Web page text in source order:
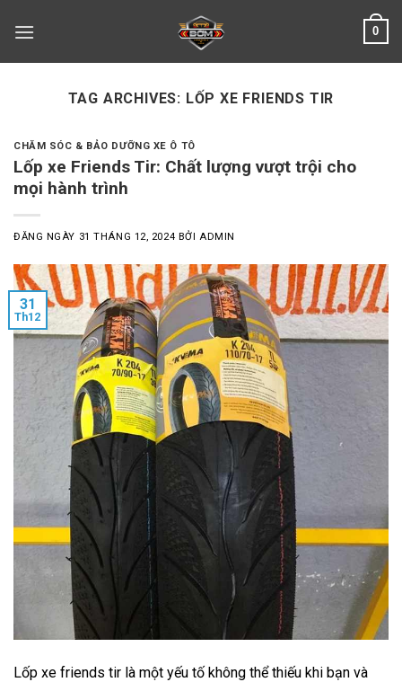
0
TAG ARCHIVES: LỐP XE FRIENDS TIR
CHĂM SÓC & BẢO DƯỠNG XE Ô TÔ
Lốp xe Friends Tir: Chất lượng vượt trội cho
mọi hành trình
ĐĂNG NGÀY 31 THÁNG 12, 2024 BỞI ADMIN
31
Th12
Lốp xe friends tir là một yếu tố không thể thiếu khi bạn và